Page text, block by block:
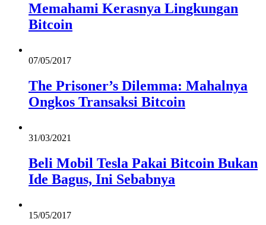
Memahami Kerasnya Lingkungan
Bitcoin
07/05/2017
The Prisoner’s Dilemma: Mahalnya
Ongkos Transaksi Bitcoin
31/03/2021
Beli Mobil Tesla Pakai Bitcoin Bukan
Ide Bagus, Ini Sebabnya
15/05/2017